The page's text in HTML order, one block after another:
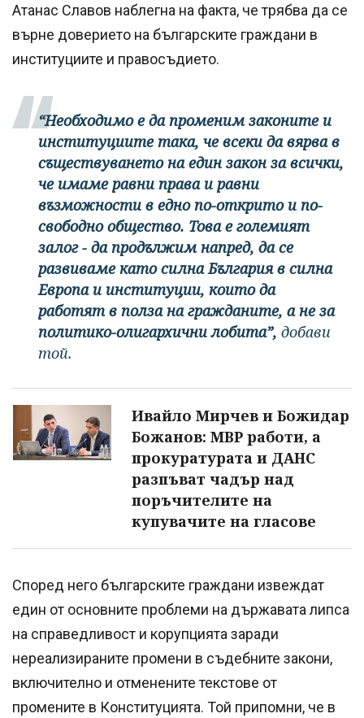
Атанас Славов наблегна на факта, че трябва да се
върне доверието на българските граждани в
институциите и правосъдието.
“Необходимо е да променим законите и
институциите така, че всеки да вярва в
съществуването на един закон за всички,
че имаме равни права и равни
възможности в едно по-открито и по-
свободно общество. Това е големият
залог - да продължим напред, да се
развиваме като силна България в силна
Европа и институции, които да
работят в полза на гражданите, а не за
политико-олигархични лобита”, добави
той.
Ивайло Мирчев и Божидар
Божанов: МВР работи, а
прокуратурата и ДАНС
разпъват чадър над
поръчителите на
купувачите на гласове
Според него българските граждани извеждат
един от основните проблеми на държавата липса
на справедливост и корупцията заради
нереализираните промени в съдебните закони,
включително и отменените текстове от
промените в Конституцията. Той припомни, че в